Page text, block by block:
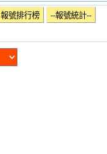
報號排行榜
--報號統計--